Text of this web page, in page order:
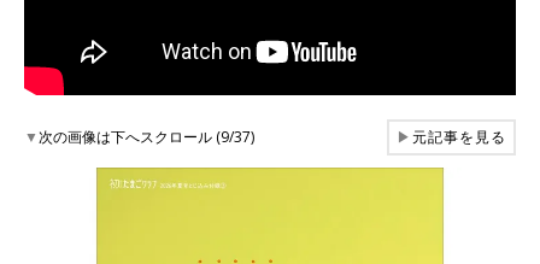
▼次の画像は下へスクロール (9/37) ▶元記事を見る